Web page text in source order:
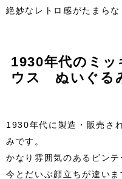
絶妙なレトロ感がたまらな
1930年代のミ
ウス ぬいぐる
1930年代に製造・販売さ
みです。
かなり雰囲気のあるビンテ
今とだいぶ顔立ちが違い